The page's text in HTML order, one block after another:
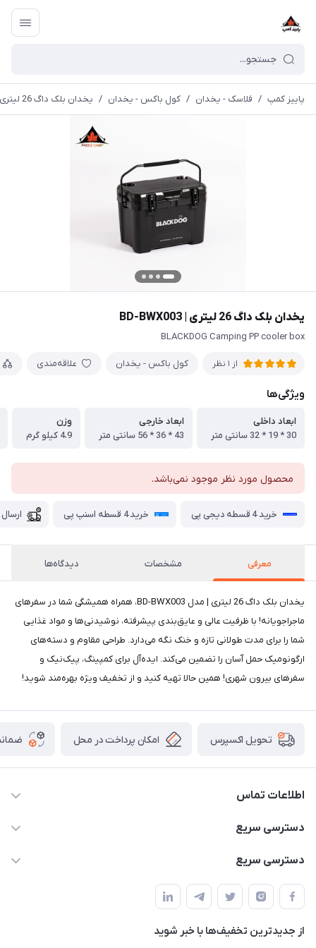
پاییز کمپ / فلاسک - یخدان / کول باکس - یخدان / یخدان بلک داگ 26 لیتری | BD-BWX003
یخدان بلک داگ 26 لیتری | BD-BWX003
BLACKDOG Camping PP cooler box
از 1 نظر کول باکس - یخدان علاقه‌مندی
ویژگی‌ها
ابعاد داخلی
30 * 19 * 32 سانتی متر
ابعاد خارجی
43 * 36 * 56 سانتی متر
وزن
4.9 کیلو گرم
محصول مورد نظر موجود نمی‌باشد.
خرید 4 قسطه دیجی پی خرید 4 قسطه اسنپ پی
معرفی مشخصات دیدگاه‌ها
یخدان بلک داگ 26 لیتری | مدل BD-BWX003، همراه همیشگی شما در سفرهای
ماجراجویانه! با ظرفیت عالی و عایق‌بندی پیشرفته، نوشیدنی‌ها و مواد غذایی
شما را برای مدت طولانی تازه و خنک نگه می‌دارد. طراحی مقاوم و دسته‌های
ارگونومیک حمل آسان را تضمین می‌کند. ایده‌آل برای کمپینگ، پیک‌نیک و
سفرهای بیرون شهری! همین حالا تهیه کنید و از تخفیف ویژه بهره‌مند شوید!
تحویل اکسپرس امکان پرداخت در محل
اطلاعات تماس
02166456492 - 09121933405
حتما با هماهنگی قبلی
دسترسی سریع
خرید کیسه خواب
چادر بادی
ننو
دسترسی سریع
چادر سرخپوستی
صندلی تاشو
سایه بان کمپینگ
از جدید‌ترین تخفیف‌ها با‌ خبر شوید